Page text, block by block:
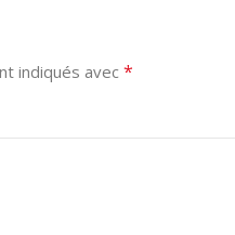
indiqués avec*